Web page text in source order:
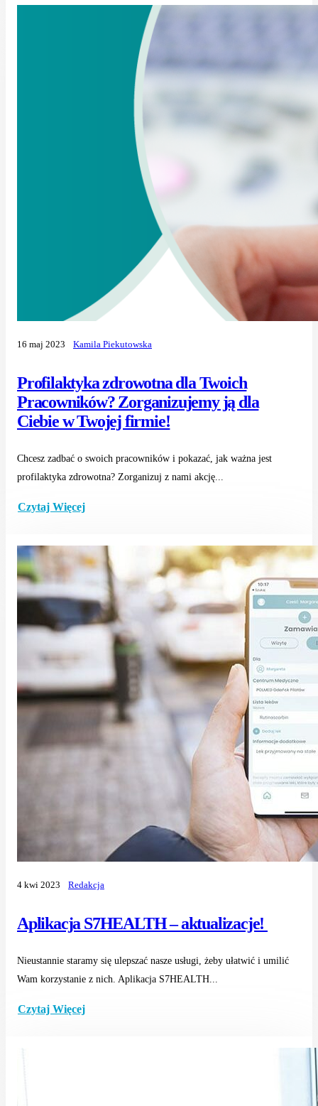
Profilaktyka zdrowotna dla Twoich
Pracowników? Zorganizujemy ją dla
Ciebie w Twojej firmie!
16 maj 2023 Kamila Piekutowska
Chcesz zadbać o swoich pracowników i pokazać, jak ważna jest
profilaktyka zdrowotna? Zorganizuj z nami akcję...
Czytaj Więcej
Aplikacja S7HEALTH – aktualizacje!
4 kwi 2023 Redakcja
Nieustannie staramy się ulepszać nasze usługi, żeby ułatwić i umilić
Wam korzystanie z nich. Aplikacja S7HEALTH...
Czytaj Więcej